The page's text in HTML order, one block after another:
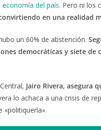
del país. Pero ni los
en una realidad
un 60% de abstención.
democráticas y siete de
Jairo Rivera, asegura
lo achaca a una crisis de
«politiquería».